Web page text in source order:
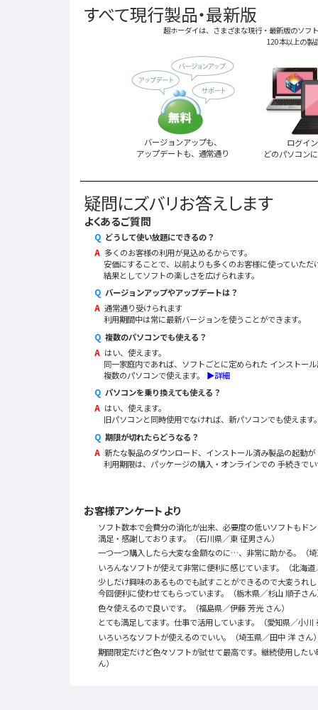
すべて現行製品・最新版
超ホーダイは、さまざまな現行・最新版のソフ
120本以上の製
バージョンアップも、
アップデートも、通常通り
ログイ
どのパソコン
疑問にズバリお答えします
よくあるご質問
Q どうして使い放題にできるの？
A 多くのお客様の利用が見込めるからです。
安価にすることで、以前よりも多くのお客様に使っていただ
結果としてソフトの楽しさを広げられます。
Q バージョンアップやアップデートは？
A 通常通り受けられます
利用期間中は常に最新バージョンを使うことができます。
Q 複数のパソコンでも使える？
A はい、使えます。
同一家庭内であれば、ソフトごとに定められた インストー
複数のパソコンで使えます。 ▶詳細
Q パソコンを乗り換えても使える？
A はい、使えます。
旧パソコンと同時使用でなければ、新パソコンでも使えます
Q 期限が切れたらどうなる？
A 新たな製品のダウンロード、インストール済み製品の起動が
利用期限は、パッケージの購入・オンラインでの 手続きで
お客様アンケートより
ソフト数本で会費分の消化が出来、必要度の低いソフトもド
満足・感謝しております。（石川県／東 征男さん）
一つ一つ購入したら大変な金額なのに…、非常に助かる。（
いろんなソフトが使えて非常に便利に感じています。（北海
少しだけ興味のあるものでも試すことができるので大変うれ
今回便利に使わせてもらっています。（栃木県／杉山 順子さ
色々使えるので良いです。（福島県／伊藤 芳光 さん）
とても満足してます。仕事で活用しています。（愛知県／小川
いろいろなソフトが使えるのでいい。（埼玉県／田中 洋 さん
期間限定だけど色々ソフトが試せて最高です。継続使用した
ん）